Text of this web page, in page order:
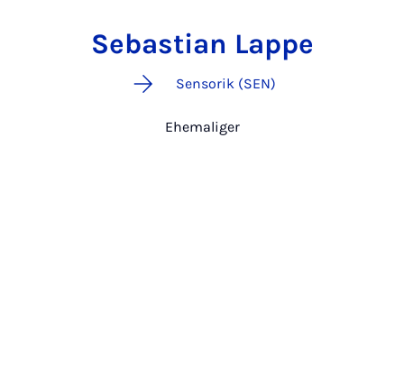
Sebastian Lappe
Sensorik (SEN)
Ehemaliger